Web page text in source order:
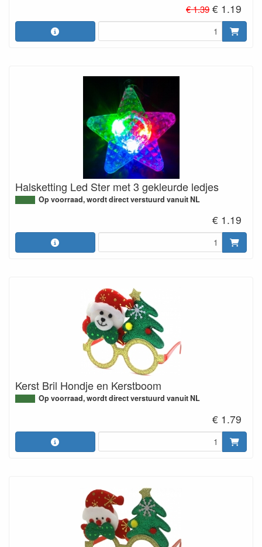
€ 1.39 € 1.19
Halsketting Led Ster met 3 gekleurde ledjes
Op voorraad, wordt direct verstuurd vanuit NL
€ 1.19
Kerst Bril Hondje en Kerstboom
Op voorraad, wordt direct verstuurd vanuit NL
€ 1.79